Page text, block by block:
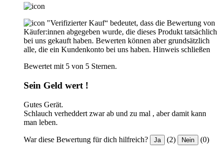
"Verifizierter Kauf“ bedeutet, dass die Bewertung von
Käufer:innen abgegeben wurde, die dieses Produkt tatsächlich
bei uns gekauft haben. Bewerten können aber grundsätzlich
alle, die ein Kundenkonto bei uns haben. Hinweis schließen
Bewertet mit 5 von 5 Sternen.
Sein Geld wert !
Gutes Gerät.
Schlauch verheddert zwar ab und zu mal , aber damit kann
man leben.
War diese Bewertung für dich hilfreich? Ja (2) Nein (0)